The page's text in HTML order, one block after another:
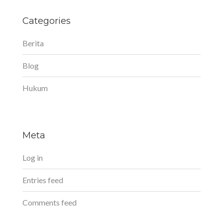
Categories
Berita
Blog
Hukum
Meta
Log in
Entries feed
Comments feed